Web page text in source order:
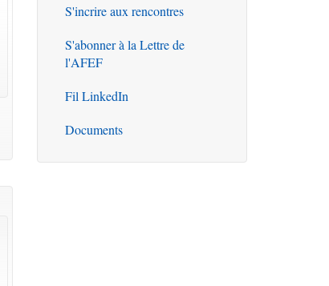
S'incrire aux rencontres
S'abonner à la Lettre de
l'AFEF
Fil LinkedIn
Documents